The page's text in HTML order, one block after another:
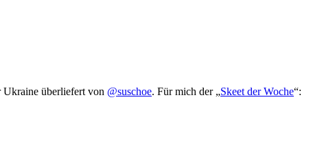
überliefert von @suschoe. Für mich der „Skeet der Woche“: